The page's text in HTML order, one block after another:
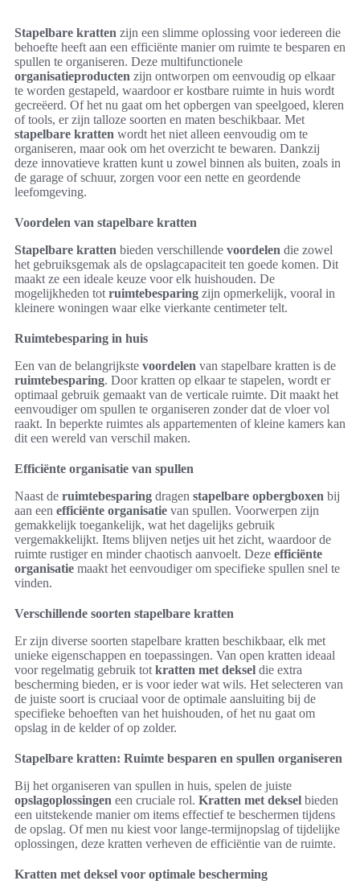
Stapelbare kratten zijn een slimme oplossing voor iedereen die
behoefte heeft aan een efficiënte manier om ruimte te besparen en
spullen te organiseren. Deze multifunctionele
organisatieproducten zijn ontworpen om eenvoudig op elkaar
te worden gestapeld, waardoor er kostbare ruimte in huis wordt
gecreëerd. Of het nu gaat om het opbergen van speelgoed, kleren
of tools, er zijn talloze soorten en maten beschikbaar. Met
stapelbare kratten wordt het niet alleen eenvoudig om te
organiseren, maar ook om het overzicht te bewaren. Dankzij
deze innovatieve kratten kunt u zowel binnen als buiten, zoals in
de garage of schuur, zorgen voor een nette en geordende
leefomgeving.
Voordelen van stapelbare kratten
Stapelbare kratten bieden verschillende voordelen die zowel
het gebruiksgemak als de opslagcapaciteit ten goede komen. Dit
maakt ze een ideale keuze voor elk huishouden. De
mogelijkheden tot ruimtebesparing zijn opmerkelijk, vooral in
kleinere woningen waar elke vierkante centimeter telt.
Ruimtebesparing in huis
Een van de belangrijkste voordelen van stapelbare kratten is de
ruimtebesparing. Door kratten op elkaar te stapelen, wordt er
optimaal gebruik gemaakt van de verticale ruimte. Dit maakt het
eenvoudiger om spullen te organiseren zonder dat de vloer vol
raakt. In beperkte ruimtes als appartementen of kleine kamers kan
dit een wereld van verschil maken.
Efficiënte organisatie van spullen
Naast de ruimtebesparing dragen stapelbare opbergboxen bij
aan een efficiënte organisatie van spullen. Voorwerpen zijn
gemakkelijk toegankelijk, wat het dagelijks gebruik
vergemakkelijkt. Items blijven netjes uit het zicht, waardoor de
ruimte rustiger en minder chaotisch aanvoelt. Deze efficiënte
organisatie maakt het eenvoudiger om specifieke spullen snel te
vinden.
Verschillende soorten stapelbare kratten
Er zijn diverse soorten stapelbare kratten beschikbaar, elk met
unieke eigenschappen en toepassingen. Van open kratten ideaal
voor regelmatig gebruik tot kratten met deksel die extra
bescherming bieden, er is voor ieder wat wils. Het selecteren van
de juiste soort is cruciaal voor de optimale aansluiting bij de
specifieke behoeften van het huishouden, of het nu gaat om
opslag in de kelder of op zolder.
Stapelbare kratten: Ruimte besparen en spullen organiseren
Bij het organiseren van spullen in huis, spelen de juiste
opslagoplossingen een cruciale rol. Kratten met deksel bieden
een uitstekende manier om items effectief te beschermen tijdens
de opslag. Of men nu kiest voor lange-termijnopslag of tijdelijke
oplossingen, deze kratten verheven de efficiëntie van de ruimte.
Kratten met deksel voor optimale bescherming